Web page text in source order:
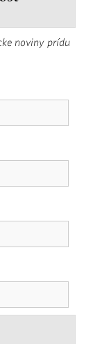
noviny prídu